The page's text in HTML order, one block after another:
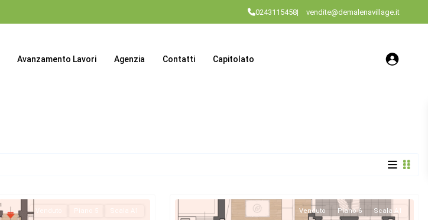
0243115458| vendite@demalenavillage.it
Avanzamento Lavori Agenzia Contatti Capitolato
Venduto Piano 5 Scala A1 Venduto Piano 6 Scala A1